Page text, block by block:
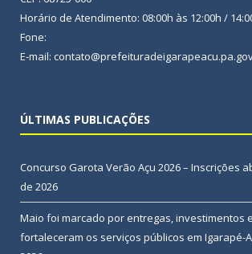
Horário de Atendimento: 08:00h às 12:00h /
Fone:
E-mail:
ÚLTIMAS PUBLICAÇÕES
Concurso Garota Verão Açu 2026 – Inscrições
de 2026
Maio foi marcado por entregas, investimentos
fortaleceram os serviços públicos em Igarapé-